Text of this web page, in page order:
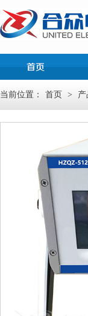
当前位置： 首页 >